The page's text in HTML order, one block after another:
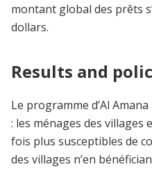
montant global des prêts
dollars.
Results and
Le programme d’Al
: les ménages des
fois plus susceptibles de
des villages n’en